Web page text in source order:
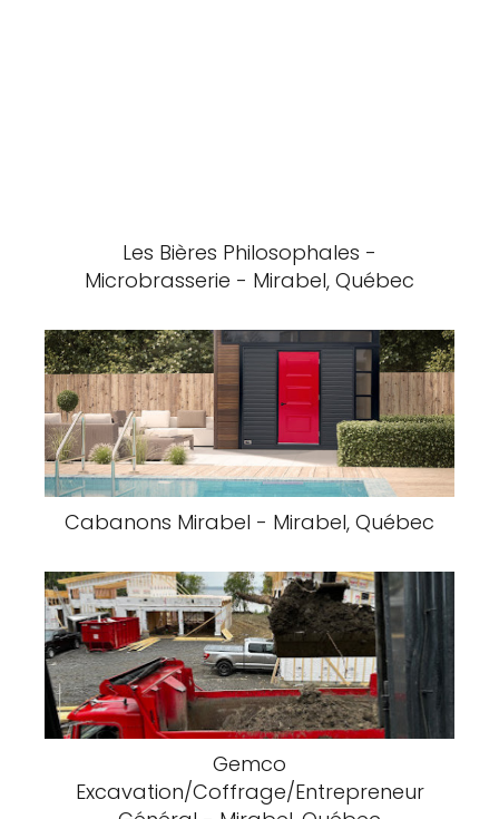
Les Bières Philosophales -
Microbrasserie - Mirabel, Québec
Cabanons Mirabel - Mirabel, Québec
Gemco
Excavation/Coffrage/Entrepreneur